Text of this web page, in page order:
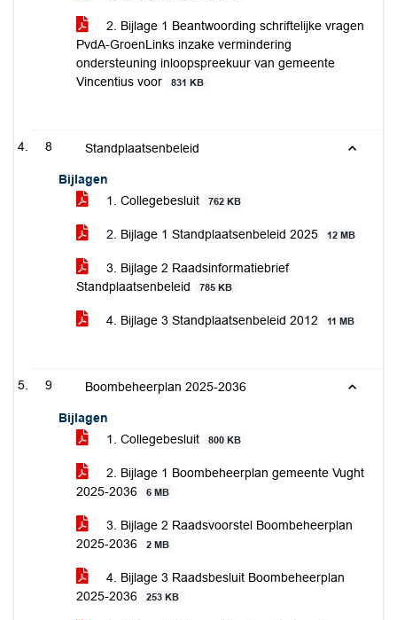
2. Bijlage 1 Beantwoording schriftelijke vragen
PvdA-GroenLinks inzake vermindering
ondersteuning inloopspreekuur van gemeente
Vincentius voor
831 KB
8 Standplaatsenbeleid
Bijlagen
1. Collegebesluit
762 KB
2. Bijlage 1 Standplaatsenbeleid 2025 12 MB
3. Bijlage 2 Raadsinformatiebrief
Standplaatsenbeleid
785 KB
4. Bijlage 3 Standplaatsenbeleid 2012 11 MB
9 Boombeheerplan 2025-2036
Bijlagen
1. Collegebesluit
800 KB
2. Bijlage 1 Boombeheerplan gemeente Vught
2025-2036
6 MB
3. Bijlage 2 Raadsvoorstel Boombeheerplan
2025-2036
2 MB
4. Bijlage 3 Raadsbesluit Boombeheerplan
2025-2036
253 KB